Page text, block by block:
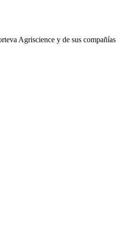
Agriscience y de sus compañías